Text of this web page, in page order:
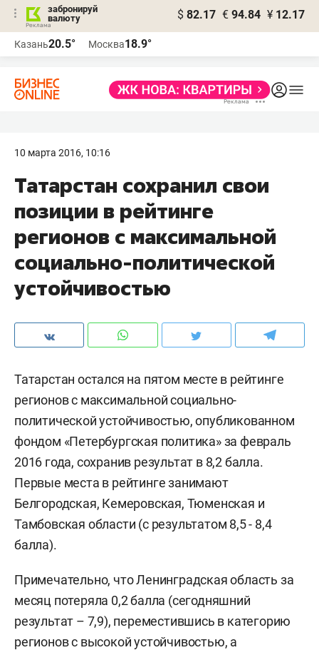
забронируй
валюту
$ 82.17 € 94.84 ¥ 12.17
Казань20.5° Москва18.9°
10 марта 2016, 10:16
​Татарстан сохранил свои
позиции в рейтинге
регионов с максимальной
социально-политической
устойчивостью
Татарстан остался на пятом месте в рейтинге
регионов с максимальной социально-
политической устойчивостью, опубликованном
фондом «Петербургская политика» за февраль
2016 года, сохранив результат в 8,2 балла.
Первые места в рейтинге занимают
Белгородская, Кемеровская, Тюменская и
Тамбовская области (с результатом 8,5 - 8,4
балла).
Примечательно, что Ленинградская область за
месяц потеряла 0,2 балла (сегодняшний
результат – 7,9), переместившись в категорию
регионов с высокой устойчивостью, а